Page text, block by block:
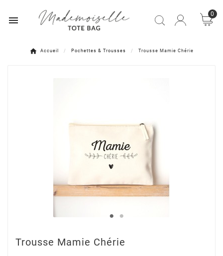

0
Accueil Pochettes & Trousses Trousse Mamie Chérie
Trousse Mamie Chérie